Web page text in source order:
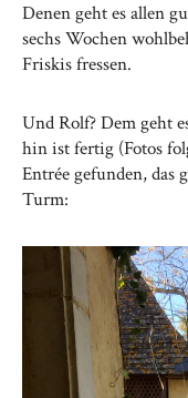
Denen geht es allen
sechs Wochen
Friskis fressen.
Und Rolf? Dem geht
hin ist fertig (Fotos
Entrée gefunden, das
Turm: